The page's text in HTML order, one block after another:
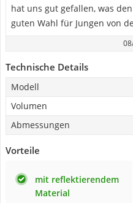
hat uns gut gefallen, was
guten Wahl für Jungen von
Technische Details
Modell
Volumen
Abmessungen
Vorteile
mit reflektierendem
Material